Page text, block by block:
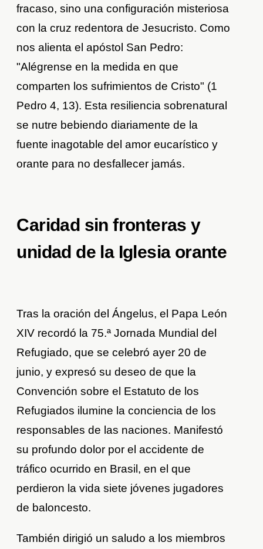
fracaso, sino una configuración misteriosa
con la cruz redentora de Jesucristo. Como
nos alienta el apóstol San Pedro:
"Alégrense en la medida en que
comparten los sufrimientos de Cristo" (1
Pedro 4, 13). Esta resiliencia sobrenatural
se nutre bebiendo diariamente de la
fuente inagotable del amor eucarístico y
orante para no desfallecer jamás.
Caridad sin fronteras y
unidad de la Iglesia orante
Tras la oración del Ángelus, el Papa León
XIV recordó la 75.ª Jornada Mundial del
Refugiado, que se celebró ayer 20 de
junio, y expresó su deseo de que la
Convención sobre el Estatuto de los
Refugiados ilumine la conciencia de los
responsables de las naciones. Manifestó
su profundo dolor por el accidente de
tráfico ocurrido en Brasil, en el que
perdieron la vida siete jóvenes jugadores
de baloncesto.
También dirigió un saludo a los miembros